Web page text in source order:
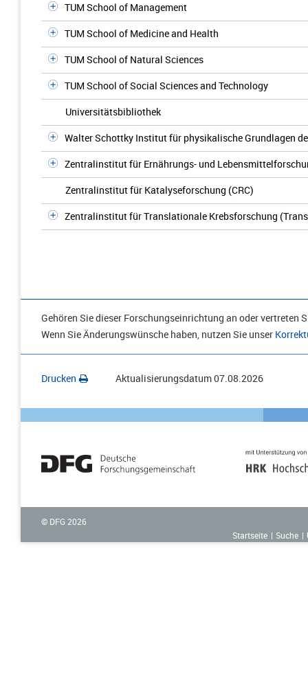
TUM School of Management
TUM School of Medicine and Health
TUM School of Natural Sciences
TUM School of Social Sciences and Technology
Universitätsbibliothek
Walter Schottky Institut für physikalische Grundlagen
Zentralinstitut für Ernährungs- und
Zentralinstitut für Katalyseforschung (CRC)
Zentralinstitut für Translationale Krebsforschung
Gehören Sie dieser Forschungseinrichtung an oder vertreten
Wenn Sie Änderungswünsche haben, nutzen Sie unser
Drucken Aktualisierungsdatum07.08.2026
© DFG 2026
Startseite
Suche